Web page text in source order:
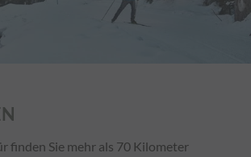
finden Sie mehr als 70 Kilometer